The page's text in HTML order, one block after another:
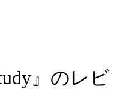
』のレビ